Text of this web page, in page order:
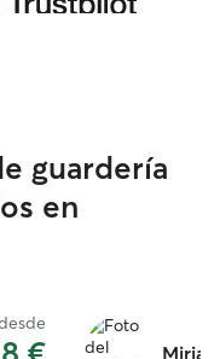
guardería
en